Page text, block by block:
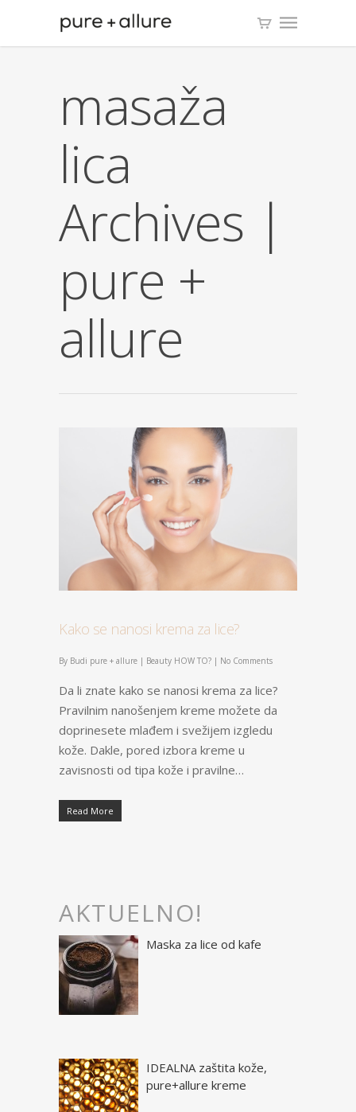
masaža
lica
Archives |
pure +
allure
Kako se nanosi krema za lice?
By Budi pure + allure | Beauty HOW TO? | No Comments
Da li znate kako se nanosi krema za lice?
Pravilnim nanošenjem kreme možete da
doprinesete mlađem i svežijem izgledu
kože. Dakle, pored izbora kreme u
zavisnosti od tipa kože i pravilne…
Read More
AKTUELNO!
Maska za lice od kafe
IDEALNA zaštita kože,
pure+allure kreme